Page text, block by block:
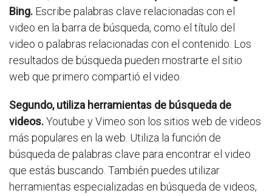
Bing. Escribe palabras clave relacionadas con el
video en la barra de búsqueda, como el título del
video o palabras relacionadas con el contenido. Los
resultados de búsqueda pueden mostrarte el sitio
web que primero compartió el video.
Segundo, utiliza herramientas de búsqueda de
videos.Youtube y Vimeo son los sitios web de videos
más populares en la web. Utiliza la función de
búsqueda de palabras clave para encontrar el video
que estás buscando. También puedes utilizar
herramientas especializadas en búsqueda de videos,